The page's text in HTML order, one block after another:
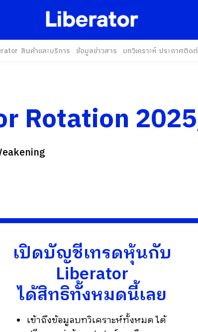
สินค้าและบริการ ข้อมูลข่าวสาร บทวิเคราะห์ ประกาศติดต่
Rotation
เปิดบัญชีเทรดหุ้นกับ
Liberator
ได้สิทธิทั้งหมดนี้เลย
เข้าถึงข้อมูลบทวิเคราะห์ทั้งหมด ได้